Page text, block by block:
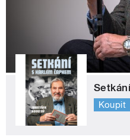
Koupit